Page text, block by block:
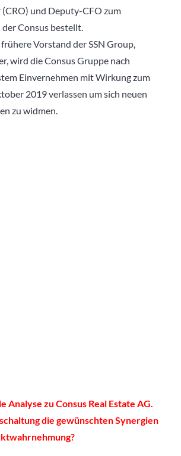
und Deputy-CFO zum
Consus bestellt.
Vorstand der SSN Group,
wird die Consus Gruppe nach
Einvernehmen mit Wirkung zum
2019 verlassen um sich neuen
zu widmen.
Analyse zu Consus Real Estate AG.
die gewünschten Synergien